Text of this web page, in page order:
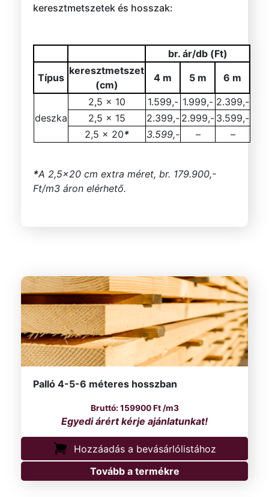
keresztmetszetek és hosszak:
br. ár/db (Ft)
Típus
keresztmetszet
(cm)
4 m 5 m 6 m
deszka
2,5 x 10 1.599,- 1.999,- 2.399,-
2,5 x 15
2.399,- 2.999,- 3.599,-
2,5 x 20* 3.599,- – –
*A 2,5×20 cm extra méret, br. 179.900,-
Ft/m3 áron elérhető.
Palló 4-5-6 méteres hosszban
159900Ft/m3
Hozzáadás a bevásárlólistához
Tovább a termékre